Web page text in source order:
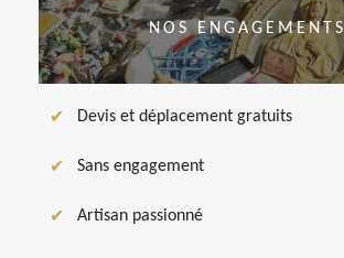
NOS ENGAGEMENTS
Devis et déplacement gratuits
Sans engagement
Artisan passionné